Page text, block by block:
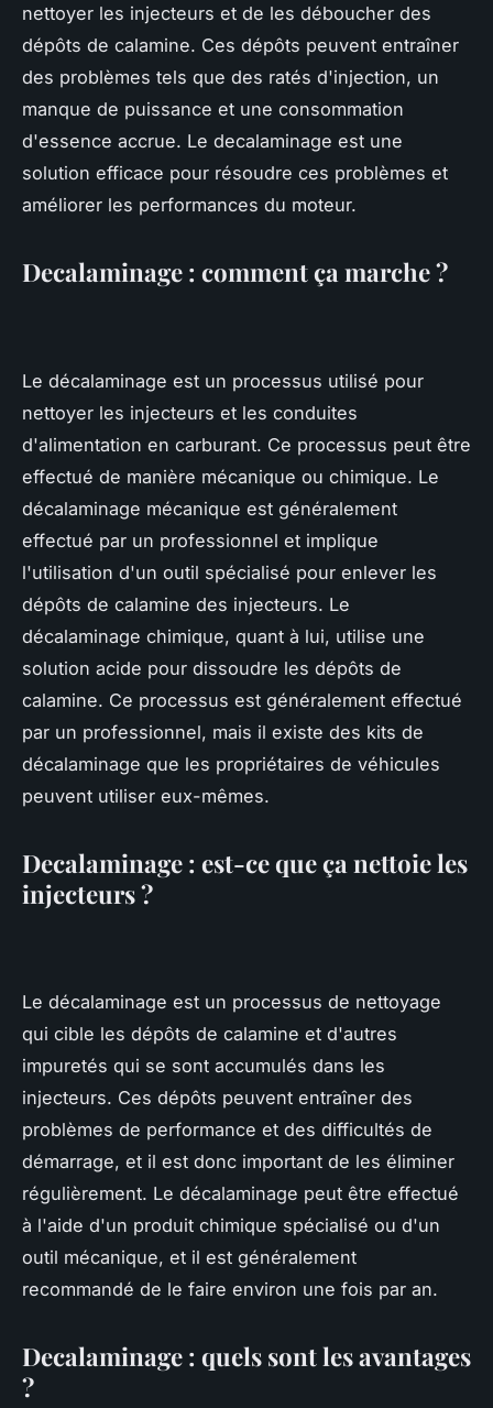
nettoyer les injecteurs et de les déboucher des
dépôts de calamine. Ces dépôts peuvent entraîner
des problèmes tels que des ratés d'injection, un
manque de puissance et une consommation
d'essence accrue. Le decalaminage est une
solution efficace pour résoudre ces problèmes et
améliorer les performances du moteur.
Decalaminage : comment ça marche ?
Le décalaminage est un processus utilisé pour
nettoyer les injecteurs et les conduites
d'alimentation en carburant. Ce processus peut être
effectué de manière mécanique ou chimique. Le
décalaminage mécanique est généralement
effectué par un professionnel et implique
l'utilisation d'un outil spécialisé pour enlever les
dépôts de calamine des injecteurs. Le
décalaminage chimique, quant à lui, utilise une
solution acide pour dissoudre les dépôts de
calamine. Ce processus est généralement effectué
par un professionnel, mais il existe des kits de
décalaminage que les propriétaires de véhicules
peuvent utiliser eux-mêmes.
Decalaminage : est-ce que ça nettoie les
injecteurs ?
Le décalaminage est un processus de nettoyage
qui cible les dépôts de calamine et d'autres
impuretés qui se sont accumulés dans les
injecteurs. Ces dépôts peuvent entraîner des
problèmes de performance et des difficultés de
démarrage, et il est donc important de les éliminer
régulièrement. Le décalaminage peut être effectué
à l'aide d'un produit chimique spécialisé ou d'un
outil mécanique, et il est généralement
recommandé de le faire environ une fois par an.
Decalaminage : quels sont les avantages
?